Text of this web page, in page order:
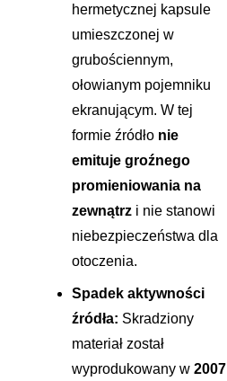
hermetycznej kapsule
umieszczonej w
grubościennym,
ołowianym pojemniku
ekranującym. W tej
formie źródło nie
emituje groźnego
promieniowania na
zewnątrz i nie stanowi
niebezpieczeństwa dla
otoczenia.
Spadek aktywności
źródła: Skradziony
materiał został
wyprodukowany w 2007